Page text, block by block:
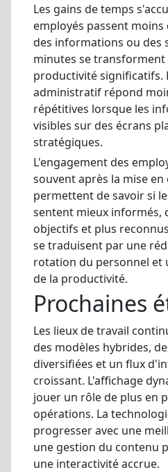
Les gains de temps
employés passent
des informations ou des
minutes se transforment
productivité significatifs.
administratif répond
répétitives lorsque les
visibles sur des écrans
stratégiques.
L'engagement des
souvent après la mise
permettent de savoir si
sentent mieux informés,
objectifs et plus
se traduisent par une
rotation du personnel et
de la productivité.
Prochaines
Les lieux de travail
des modèles hybrides,
diversifiées et un flux
croissant. L'affichage
jouer un rôle de plus en
opérations. La
progresser avec une
une gestion du contenu
une interactivité accrue.